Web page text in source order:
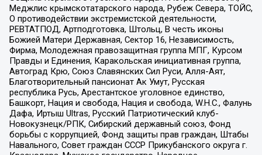
Меджлис крымскотатарского народа, Рубеж Севера, ТОЙС,
О противодействии экстремистской деятельности,
РЕВТАТПОД, Артподготовка, Штольц, В честь иконы
Божией Матери Державная, Сектор 16, Независимость,
Фирма, Молодежная правозащитная группа МПГ, Курсом
Правды и Единения, Каракольская инициативная группа,
Автоград Крю, Союз Славянских Сил Руси, Алля-Аят,
Благотворительный пансионат Ак Умут, Русская
республика Русь, Арестантское уголовное единство,
Башкорт, Нация и свобода, Нация и свобода, W.H.С., Фалунь
Дафа, Иртыш Ultras, Русский Патриотический клуб-
Новокузнецк/РПК, Сибирский державный союз, Фонд
борьбы с коррупцией, Фонд защиты прав граждан, Штабы
Навального, Совет граждан СССР Прикубанского округа г.